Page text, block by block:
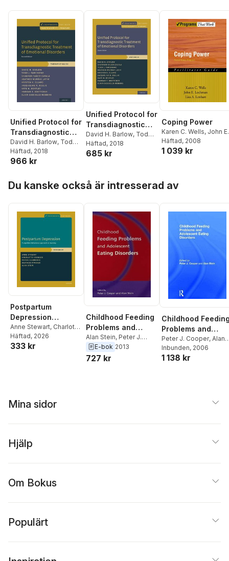
Unified Protocol for
Transdiagnostic
Treatment of
Emotional
Disorders
David H. Barlow, Todd
J. Farchione,
Sauer-Zavala
Bullis,Kate H. Bentley,
Clair Cassiello-Robbins
Häftad, 2018
966 kr
Unified Protocol for
Transdiagnostic
Treatment of
Emotional
Disorders
David H. Barlow, Todd
J. Farchione,
Sauer-Zavala
Bullis
Kate H. Bentley
Hannah T. Boettcher,
Häftad, 2018
685 kr
Coping Power
Karen C. Wells, John E.
Lochman,Lisa A.
Lenhart
Häftad, 2008
1 039 kr
Du kanske också är intresserad av
Postpartum
Depression
Workbook
Anne Stewart, Charlotte
Granger ,Peter J
Lawrence
Häftad, 2026
333 kr
Childhood Feeding
Problems and
Adolescent Eating
Disorders
Alan Stein, Peter J.
Cooper
E-bok 2013
727 kr
Childhood
Problems and
Adolescent Eating
Disorders
Peter J. Cooper, Alan
Stein
Inbunden, 2006
1 138 kr
Mina sidor
Hjälp
Om Bokus
Populärt